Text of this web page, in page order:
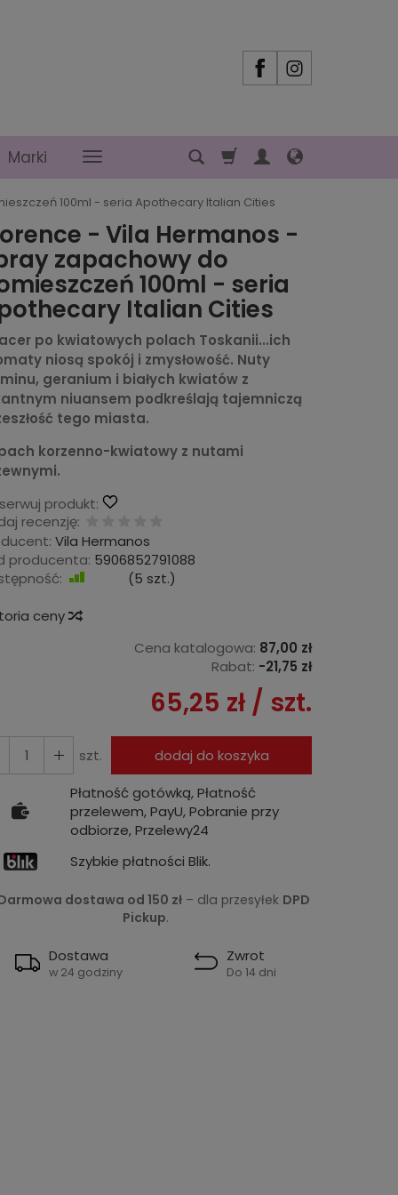
Marki
100ml - seria Apothecary Italian Cities
- Vila Hermanos -
zapachowy do
100ml - seria
Italian Cities
po kwiatowych polach Toskanii...ich
niosą spokój i zmysłowość. Nuty
geranium i białych kwiatów z
niuansem podkreślają tajemniczą
tego miasta.
korzenno-kwiatowy z nutami
produkt:
recenzję:
Vila Hermanos
producenta: 5906852791088
(5 szt.)
ceny
Cena katalogowa: 87,00 zł
Rabat: -21,75 zł
65,25 zł / szt.
szt.
dodaj do koszyka
Płatność gotówką, Płatność
przelewem, PayU, Pobranie przy
odbiorze, Przelewy24
Szybkie płatności Blik.
dostawa od 150 zł – dla przesyłek DPD
Pickup.
Dostawa
w 24 godziny
Zwrot
Do 14 dni